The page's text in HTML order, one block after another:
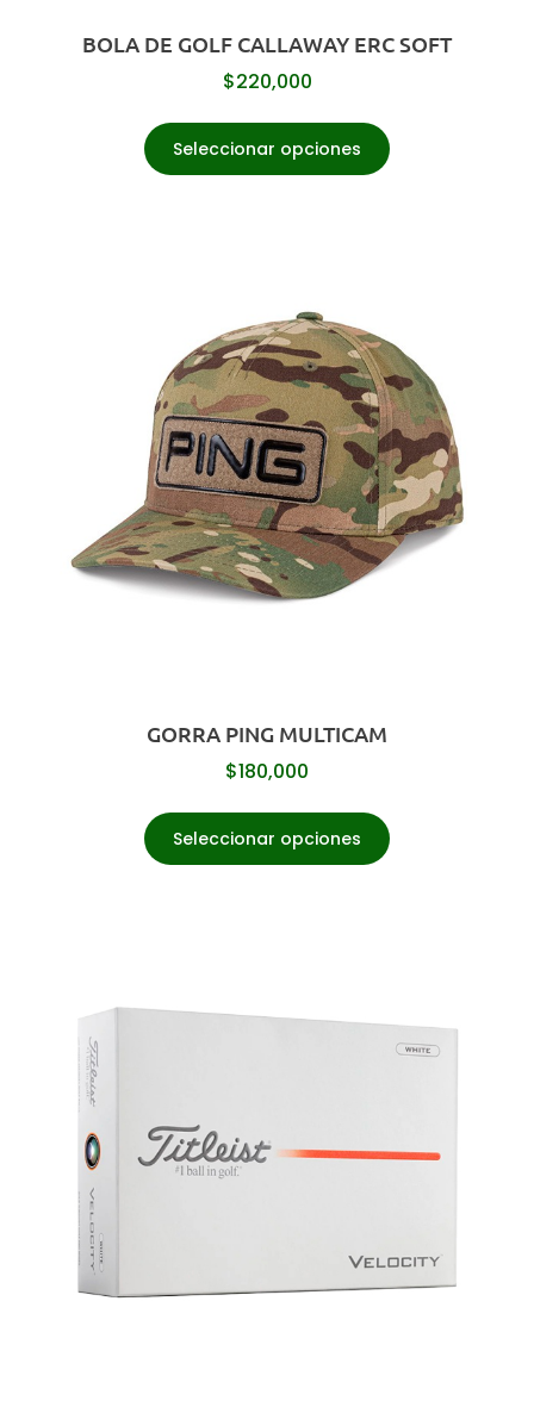
BOLA DE GOLF CALLAWAY ERC SOFT
$220,000
Seleccionar opciones
GORRA PING MULTICAM
$180,000
Seleccionar opciones